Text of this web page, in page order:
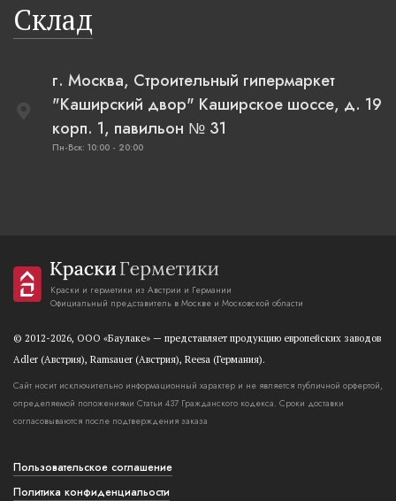
Склад
г. Москва, Строительный гипермаркет
"Каширский двор" Каширское шоссе, д. 19
корп. 1, павильон № 31
Пн-Вск: 10:00 - 20:00
Краски и герметики из Австрии и Германии
Официальный представитель в Москве и Московской области
© 2012-2026, OOO «Баулаке» — представляет продукцию европейских заводов
Adler (Австрия), Ramsauer (Австрия), Reesa (Германия).
Сайт носит исключительно информационный характер и не является публичной орфертой,
определяемой положениями Статьи 437 Гражданского кодекса. Сроки доставки
согласовываются после подтверждения заказа
Пользовательское соглашение
Политика конфиденциальости